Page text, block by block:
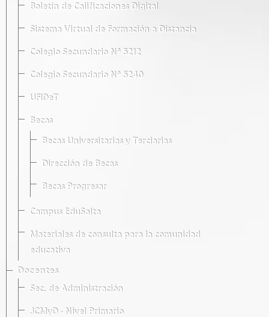
Boletín de Calificaciones Digital
Sistema Virtual de Formación a Distancia
Colegio Secundario Nº 5212
Colegio Secundario Nº 5240
UFIDeT
Becas
Becas Universitarias y Terciarias
Dirección de Becas
Becas Progresar
Campus EduSalta
Materiales de consulta para la comunidad
educativa
Docentes
Sec. de Administración
JCMyD · Nivel Primario